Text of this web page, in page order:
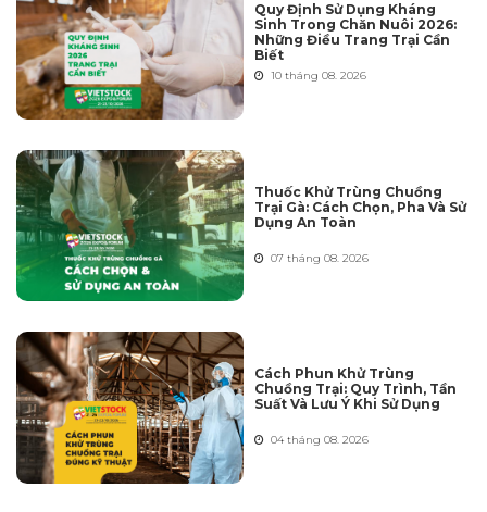
Quy Định Sử Dụng Kháng
Sinh Trong Chăn Nuôi 2026:
Những Điều Trang Trại Cần
Biết
10 tháng 08. 2026
Thuốc Khử Trùng Chuồng
Trại Gà: Cách Chọn, Pha Và Sử
Dụng An Toàn
07 tháng 08. 2026
Cách Phun Khử Trùng
Chuồng Trại: Quy Trình, Tần
Suất Và Lưu Ý Khi Sử Dụng
04 tháng 08. 2026